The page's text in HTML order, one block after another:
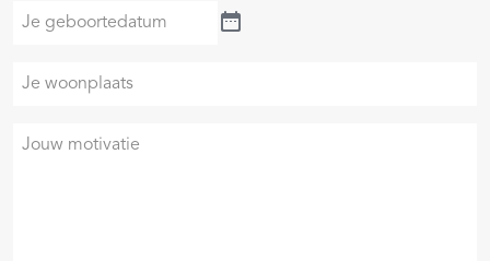
Je
geboortedatum
Je
woonplaats
Je